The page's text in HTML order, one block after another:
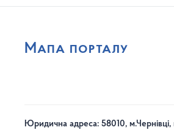
Мапа порталу
Юридична адреса: 58010, м.Чернівці,